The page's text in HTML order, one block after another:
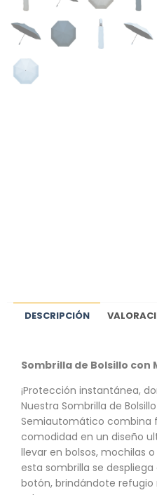
DESCRIPCIÓN
Sombrilla de Bolsillo
¡Protección instantánea,
Nuestra Sombrilla de
Semiautomático combina
comodidad en un diseño
llevar en bolsos, mochilas
esta sombrilla se
botón, brindándote refugio